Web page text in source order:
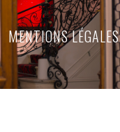
MENTIONS LÉGALES